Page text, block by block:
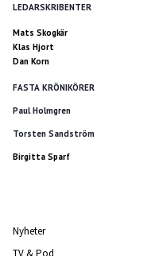
LEDARSKRIBENTER
Mats Skogkär
Klas Hjort
Dan Korn
FASTA KRÖNIKÖRER
Paul Holmgren
Torsten Sandström
Birgitta Sparf
Nyheter
TV & Pod